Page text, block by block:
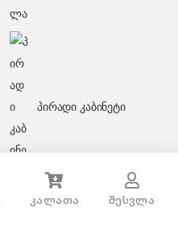
პირადი კაბინეტი
კალათა შესვლა